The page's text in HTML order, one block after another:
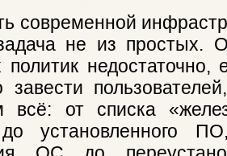
современной
не из простых.
политик
завести
всё: от списка
установленного